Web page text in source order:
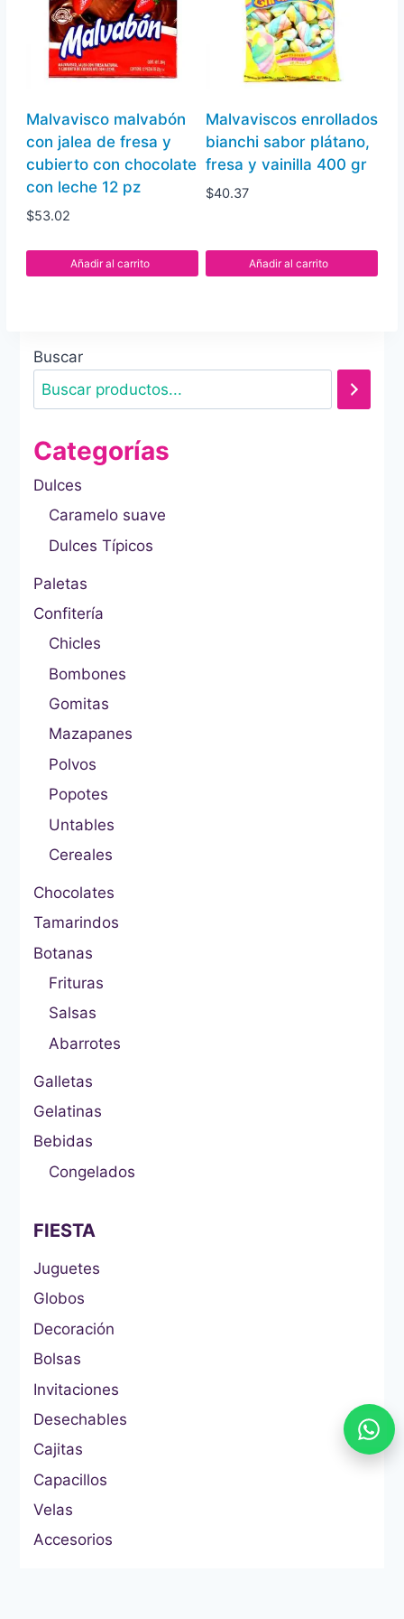
Malvavisco malvabón
con jalea de fresa y
cubierto con chocolate
con leche 12 pz
$53.02
Añadir al carrito
Malvaviscos enrollados
bianchi sabor plátano,
fresa y vainilla 400 gr
$40.37
Añadir al carrito
Buscar
Categorías
Dulces
Caramelo suave
Dulces Típicos
Paletas
Confitería
Chicles
Bombones
Gomitas
Mazapanes
Polvos
Popotes
Untables
Cereales
Chocolates
Tamarindos
Botanas
Frituras
Salsas
Abarrotes
Galletas
Gelatinas
Bebidas
Congelados
FIESTA
Juguetes
Globos
Decoración
Bolsas
Invitaciones
Desechables
Cajitas
Capacillos
Velas
Accesorios